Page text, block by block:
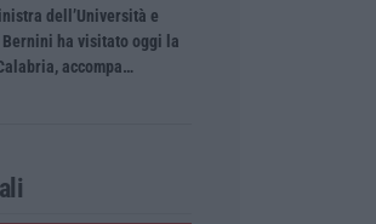
dell’Università e
ha visitato oggi la
accompa…